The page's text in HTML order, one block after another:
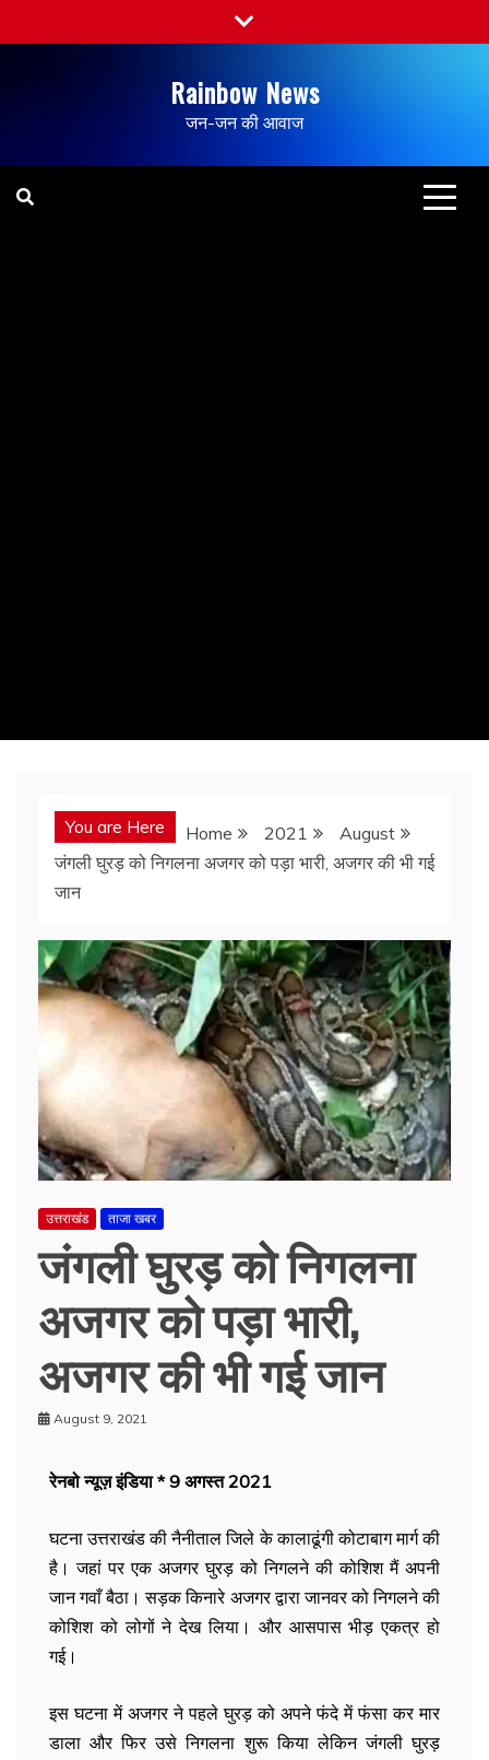
Rainbow News
जन-जन की आवाज
You are Here Home 2021
August
जंगली घुरड़ को निगलना अजगर को पड़ा भारी, अजगर की भी गई
जान
उत्तराखंड ताजा खबर
जंगली घुरड़ को निगलना
अजगर को पड़ा भारी,
अजगर की भी गई जान
August 9, 2021
रेनबो न्यूज़ इंडिया * 9 अगस्त 2021
घटना उत्तराखंड की नैनीताल जिले के कालाढूंगी कोटाबाग मार्ग की
है। जहां पर एक अजगर घुरड़ को निगलने की कोशिश मैं अपनी
जान गवाँ बैठा। सड़क किनारे अजगर द्वारा जानवर को निगलने की
कोशिश को लोगों ने देख लिया। और आसपास भीड़ एकत्र हो
गई।
इस घटना में अजगर ने पहले घुरड़ को अपने फंदे में फंसा कर मार
डाला और फिर उसे निगलना शुरू किया लेकिन जंगली घुरड़